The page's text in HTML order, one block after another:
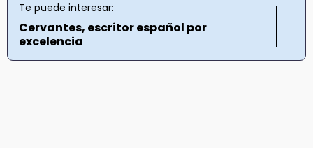
Te puede interesar:
Cervantes, escritor español por
excelencia